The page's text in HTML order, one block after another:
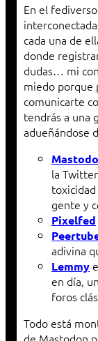
En el
cada una de
donde
dudas… mi
miedo porque
comunicarte
tendrás a una
adueñándose
la
gente y
Pixelfed
adivina
Lemmy
en día,
foros
Todo está
de Mastodon